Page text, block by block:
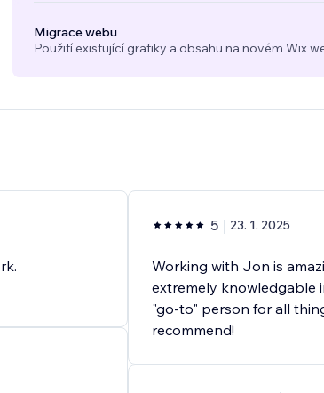
Migrace webu
Použití existující grafiky a obsahu na novém Wix
5 23. 1. 2025
Working with Jon is
extremely knowledgable
"go-to" person for all
recommend!